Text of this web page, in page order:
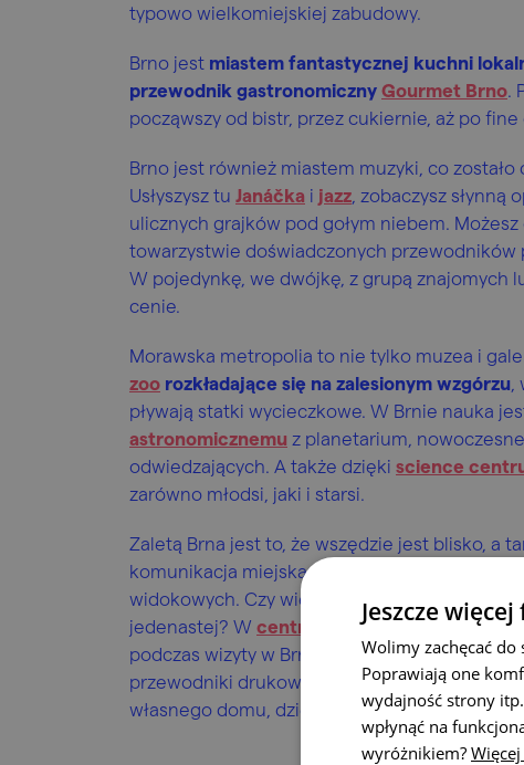
typowo wielkomiejskiej zabudowy.
Brno jest miastem fantastycznej kuchni
przewodnik gastronomiczny Gourmet Brno.
począwszy od bistr, przez cukiernie, aż po fine
Brno jest również miastem muzyki, co
Usłyszysz tu Janáčka i jazz , zobaczysz
ulicznych grajków pod gołym niebem.
towarzystwie doświadczonych
W pojedynkę, we dwójkę, z grupą znajomych
cenie.
Morawska metropolia to nie tylko muzea i
zoo rozkładające się na zalesionym wzgórzu
pływają statki wycieczkowe. W Brnie nauka
astronomicznemu z planetarium,
odwiedzających. A także dzięki science
zarówno młodsi, jaki i starsi.
Zaletą Brna jest to, że wszędzie jest blisko, a
komunikacja miejska. Odkryj brneńskie
widokowych. Czy wiesz, że Brno jest jedynym
jedenastej? W centrach informacji
podczas wizyty w Brnie. Oprócz cennych
przewodniki drukowane. Do brneńskiej
własnego domu, dzięki bogatemu w
Jeszcze
Wolimy zachęcać
Poprawiają one
wydajność strony
wpłynąć na
wyróżnikiem?